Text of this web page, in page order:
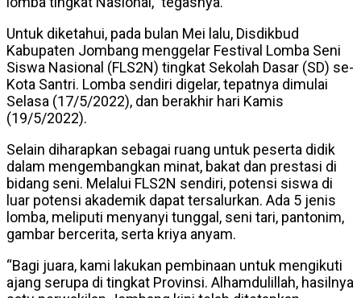
Untuk diketahui, pada bulan Mei lalu, Disdikbud
Kabupaten Jombang menggelar Festival Lomba Seni
Siswa Nasional (FLS2N) tingkat Sekolah Dasar (SD) se-
Kota Santri. Lomba sendiri digelar, tepatnya dimulai
Selasa (17/5/2022), dan berakhir hari Kamis
(19/5/2022).
Selain diharapkan sebagai ruang untuk peserta didik
dalam mengembangkan minat, bakat dan prestasi di
bidang seni. Melalui FLS2N sendiri, potensi siswa di
luar potensi akademik dapat tersalurkan. Ada 5 jenis
lomba, meliputi menyanyi tunggal, seni tari, pantonim,
gambar bercerita, serta kriya anyam.
“Bagi juara, kami lakukan pembinaan untuk mengikuti
ajang serupa di tingkat Provinsi. Alhamdulillah, hasilnya